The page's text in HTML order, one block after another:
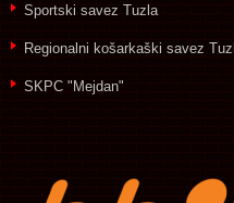
Sportski savez Tuzla
Regionalni košarkaški savez
SKPC "Mejdan"